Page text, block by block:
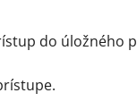
do úložného